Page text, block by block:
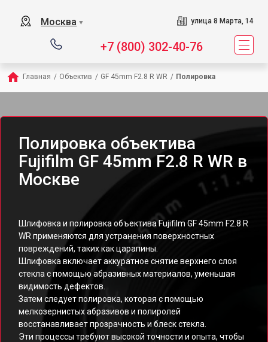
Москва ▼ улица 8 Марта, 14
+7 (800) 302-40-76
Главная / Объектив / GF 45mm F2.8 R WR / Полировка
Полировка объектива
Fujifilm GF 45mm F2.8 R WR в
Москве
Шлифовка и полировка объектива Fujifilm GF 45mm F2.8 R
WR применяются для устранения поверхностных
повреждений, таких как царапины.
Шлифовка включает аккуратное снятие верхнего слоя
стекла с помощью абразивных материалов, уменьшая
видимость дефектов.
Затем следует полировка, которая с помощью
мелкозернистых абразивов и полиролей
восстанавливает прозрачность и блеск стекла.
Эти процессы требуют высокой точности и опыта, чтобы